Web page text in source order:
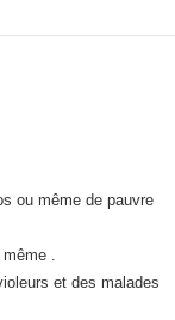
ou même de pauvre
.
et des malades